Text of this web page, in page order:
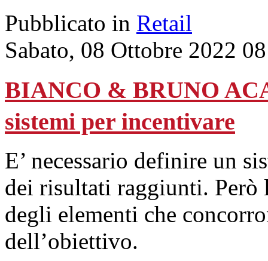
Pubblicato in Retail
Sabato, 08 Ottobre 2022
BIANCO & BRUNO
sistemi per incentivare
E’ necessario definire un
dei risultati raggiunti. Però
degli elementi che
dell’obiettivo.